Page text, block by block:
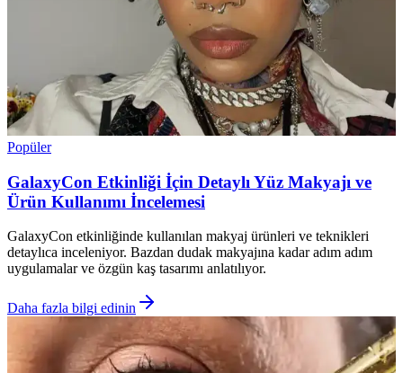
Popüler
GalaxyCon Etkinliği İçin Detaylı Yüz Makyajı ve
Ürün Kullanımı İncelemesi
GalaxyCon etkinliğinde kullanılan makyaj ürünleri ve teknikleri
detaylıca inceleniyor. Bazdan dudak makyajına kadar adım adım
uygulamalar ve özgün kaş tasarımı anlatılıyor.
Daha fazla bilgi edinin